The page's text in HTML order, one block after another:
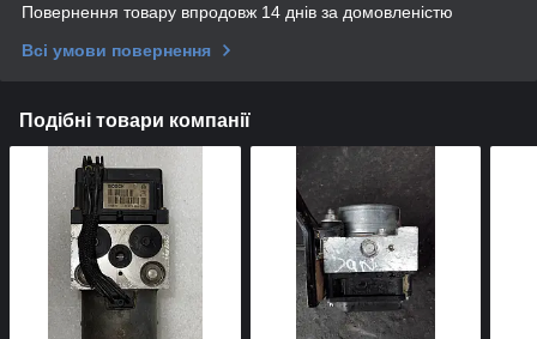
Повернення товару впродовж 14 днів за домовленістю
Всі умови повернення
Подібні товари компанії